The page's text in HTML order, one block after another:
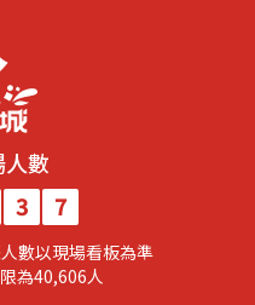
數
3 7
數以現場看板為準
為40,606人​